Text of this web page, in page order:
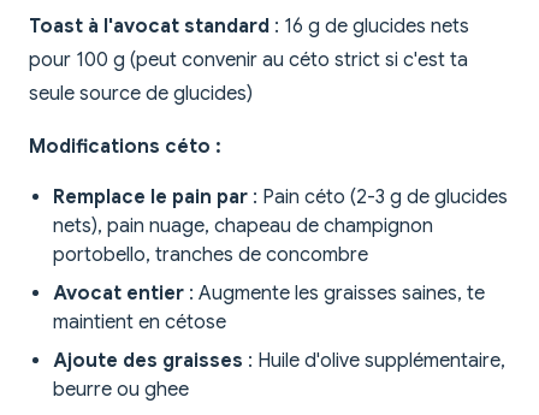
Toast à l'avocat standard : 16 g de glucides nets
pour 100 g (peut convenir au céto strict si c'est ta
seule source de glucides)
Modifications céto :
Remplace le pain par : Pain céto (2-3 g de glucides
nets), pain nuage, chapeau de champignon
portobello, tranches de concombre
Avocat entier : Augmente les graisses saines, te
maintient en cétose
Ajoute des graisses : Huile d'olive supplémentaire,
beurre ou ghee